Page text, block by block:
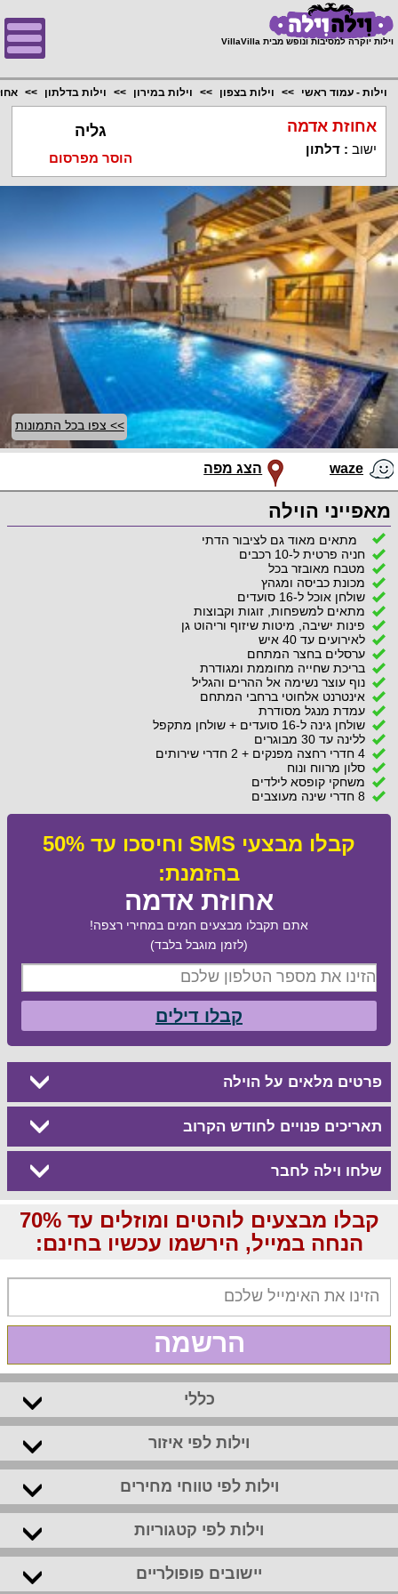
וילות יוקרה למסיבות ונופש מבית VillaVilla
וילות - עמוד ראשי וילות בצפון וילות במירון וילות בדלתון
אחוזת אדמה
ישוב :דלתון
גליה
הוסר מפרסום
>> צפו בכל התמונות
waze הצג מפה
מאפייני הוילה
מתאים מאוד גם לציבור הדתי
חניה פרטית ל-10 רכבים
מטבח מאובזר בכל
מכונת כביסה ומגהץ
שולחן אוכל ל-16 סועדים
מתאים למשפחות, זוגות וקבוצות
פינות ישיבה, מיטות שיזוף וריהוט גן
לאירועים עד 40 איש
ערסלים בחצר המתחם
בריכת שחייה מחוממת ומגודרת
נוף עוצר נשימה אל ההרים והגליל
אינטרנט אלחוטי ברחבי המתחם
עמדת מנגל מסודרת
שולחן גינה ל-16 סועדים + שולחן מתקפל
ללינה עד 30 מבוגרים
4 חדרי רחצה מפנקים + 2 חדרי שירותים
סלון מרווח ונוח
משחקי קופסא לילדים
8 חדרי שינה מעוצבים
קבלו מבצעי SMS וחיסכו עד 50%
בהזמנת:
אחוזת אדמה
אתם תקבלו מבצעים חמים במחירי רצפה!
(לזמן מוגבל בלבד)
קבלו דילים
פרטים מלאים על הוילה
תאריכים פנויים לחודש הקרוב
שלחו וילה לחבר
קבלו מבצעים לוהטים ומוזלים עד 70%
הנחה במייל, הירשמו עכשיו בחינם:
הרשמה
כללי
וילות לפי איזור
וילות לפי טווחי מחירים
וילות לפי קטגוריות
יישובים פופולריים